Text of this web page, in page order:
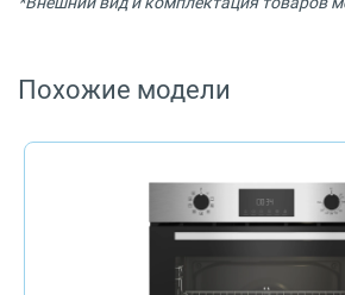
Похожие модели